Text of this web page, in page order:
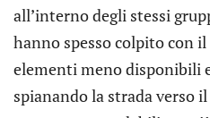
all’interno degli stessi
hanno spesso colpito con
elementi meno disponibili
spianando la strada verso